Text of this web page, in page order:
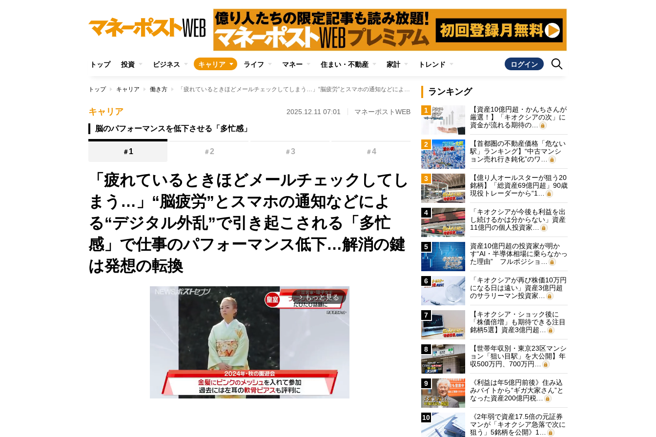
トップ 投資 ビジネス キャリア ライフ マネー 住まい・不動産 家計 トレンド ログイン
トップ キャリア 働き方 「疲れているときほどメールチェックしてしまう…」“脳疲労”とスマホの通知などによる“デジタル外乱”で引き起こされる「多忙感」で仕事のパフォーマンス低下…解消の鍵は発想の転換
キャリア 2025.12.11 07:01 マネーポストWEB
脳のパフォーマンスを低下させる「多忙感」
＃ 1 ＃2 ＃3 ＃4
「疲れているときほどメールチェックしてし
まう…」“脳疲労”とスマホの通知などによ
る“デジタル外乱”で引き起こされる「多忙
感」で仕事のパフォーマンス低下…解消の鍵
は発想の転換
arrow_forward_ios もっと見る
ランキング
1
【資産10億円超・かんちさんが
厳選！】「キオクシアの次」に
資金が流れる期待の…
2
【首都圏の不動産価格「危ない
駅」ランキング】“中古マンシ
ョン売れ行き鈍化”のワ…
3
【億り人オールスターが狙う20
銘柄】「総資産69億円超」90歳
現役トレーダーから“1…
4
「キオクシアが今後も利益を出
し続けるかは分からない」資産
11億円の個人投資家…
5
資産10億円超の投資家が明か
す“AI・半導体相場に乗らなかっ
た理由” フルポジショ…
6
「キオクシアが再び株価10万円
になる日は遠い」資産3億円超
のサラリーマン投資家…
7
【キオクシア・ショック後に
「株価倍増」も期待できる注目
銘柄5選】資産3億円超…
8
【世帯年収別・東京23区マンシ
ョン「狙い目駅」を大公開】年
収500万円、700万円…
9
《利益は年5億円前後》住み込
みバイトから“ギガ大家さん”と
なった資産200億円税…
10
《2年弱で資産17.5倍の元証券
マンが「キオクシア急落で次に
狙う」5銘柄を公開》1…